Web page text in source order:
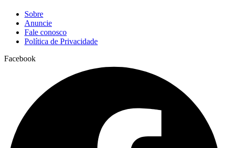
Sobre
Anuncie
Fale conosco
Política de Privacidade
Facebook